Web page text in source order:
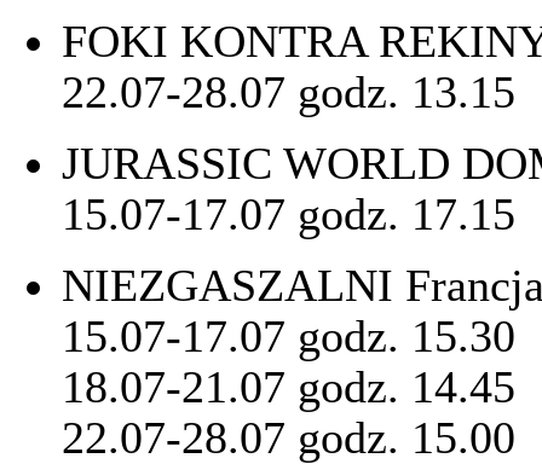
FOKI KONTRA
22.07-28.07 godz. 13.15
JURASSIC WORLD
15.07-17.07 godz. 17.15
NIEZGASZALNI
15.07-17.07 godz. 15.30
18.07-21.07 godz. 14.45
22.07-28.07 godz. 15.00